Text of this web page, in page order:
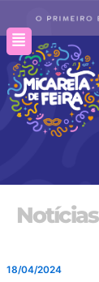
para
conteúdo
Notícias
18/04/2024